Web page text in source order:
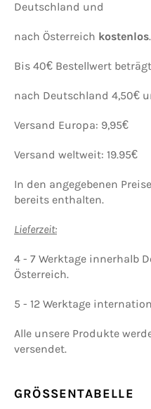
Deutschland und
nach Österreich kostenlos.
Bis 40€ Bestellwert
nach Deutschland 4,50€
Versand Europa: 9,95€
Versand weltweit: 19.95€
In den angegebenen
bereits enthalten.
Lieferzeit:
4 - 7 Werktage innerhalb
Österreich.
5 - 12 Werktage
Alle unsere Produkte
versendet.
GRÖSSENTABELLE